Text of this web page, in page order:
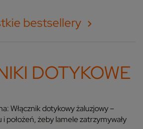
bestsellery 
DOTYKOWE